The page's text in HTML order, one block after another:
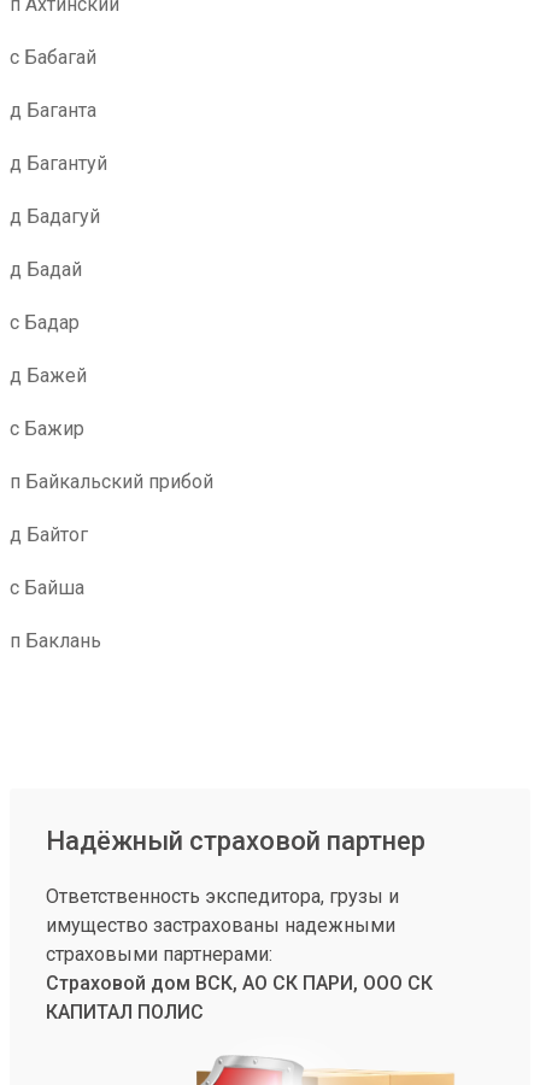
с Бабагай
д Баганта
д Багантуй
д Бадагуй
д Бадай
с Бадар
д Бажей
с Бажир
п Байкальский прибой
д Байтог
с Байша
п Баклань
Надёжный страховой партнер
Ответственность экспедитора, грузы и
имущество застрахованы надежными
страховыми партнерами:
Страховой дом ВСК, АО СК ПАРИ, ООО СК
КАПИТАЛ ПОЛИС